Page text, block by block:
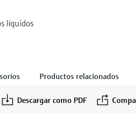
líquidos
Productos relacionados
Descargar como PDF